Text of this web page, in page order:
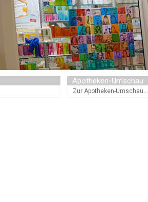
Apotheken-Umschau
Zur Apotheken-Umschau...